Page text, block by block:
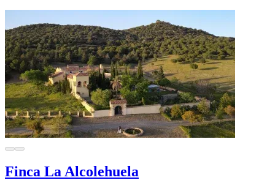
Finca La Alcolehuela